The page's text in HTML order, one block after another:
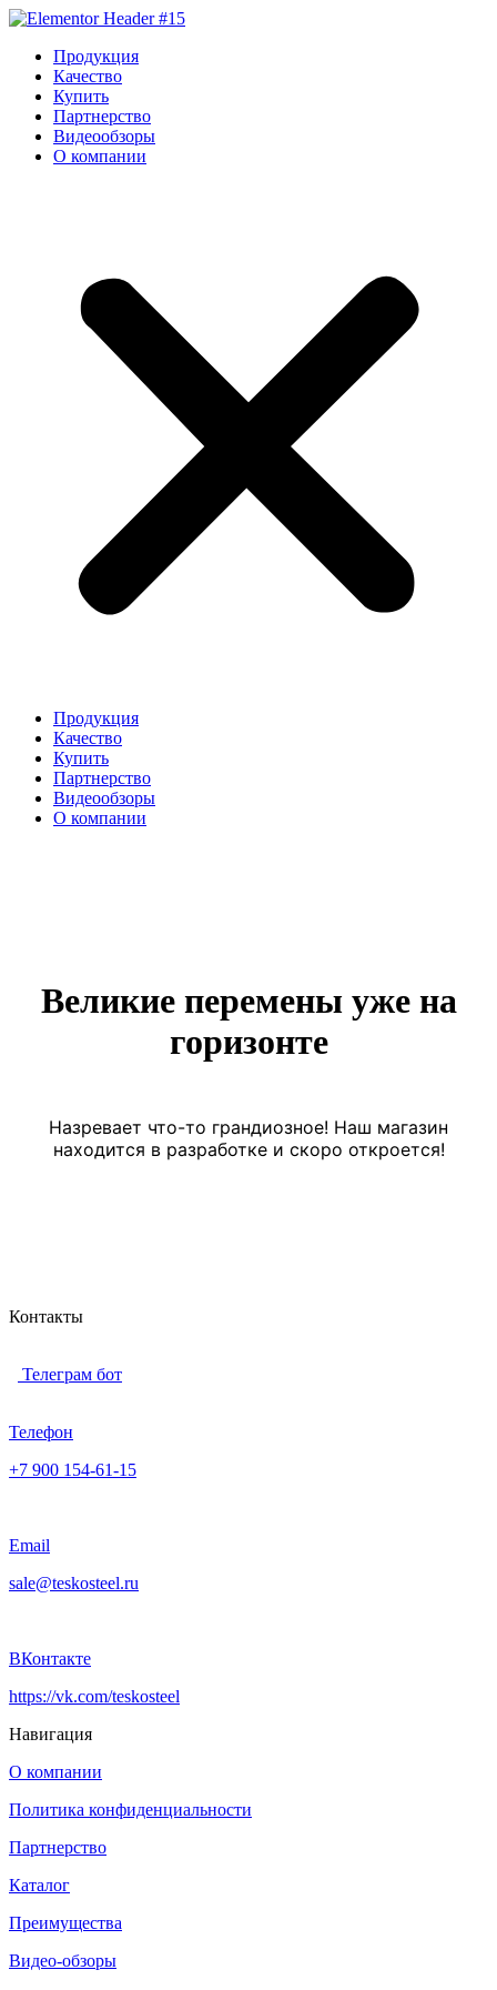
Перейти
содержимому
Продукция
Качество
Купить
Партнерство
Видеообзоры
О компании
Продукция
Качество
Купить
Партнерство
Видеообзоры
О компании
Великие перемены уже на
горизонте
Назревает что-то грандиозное! Наш магазин
находится в разработке и скоро откроется!
Контакты
Телеграм бот
Телефон
+7 900 154-61-15
Email
sale@teskosteel.ru
ВКонтакте
https://vk.com/teskosteel
Навигация
О компании
Политика конфиденциальности
Партнерство
Каталог
Преимущества
Видео-обзоры